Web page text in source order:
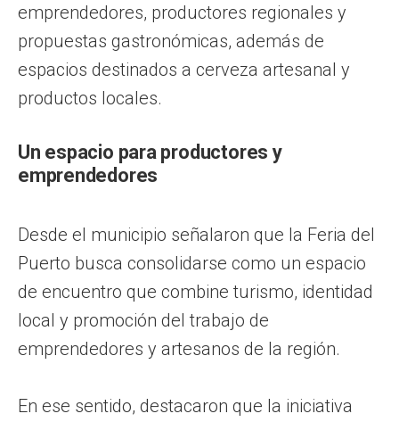
emprendedores, productores regionales y
propuestas gastronómicas, además de
espacios destinados a cerveza artesanal y
productos locales.
Un espacio para productores y
emprendedores
Desde el municipio señalaron que la Feria del
Puerto busca consolidarse como un espacio
de encuentro que combine turismo, identidad
local y promoción del trabajo de
emprendedores y artesanos de la región.
En ese sentido, destacaron que la iniciativa